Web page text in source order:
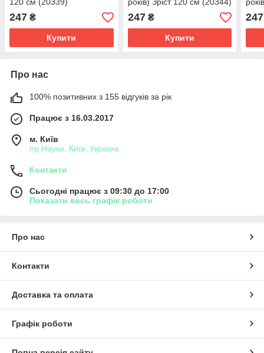
120 см (20339)
247 ₴
Купити
років) Зріст 120 см (20344)
247₴
Купити
247
Про нас
100% позитивних з 155 відгуків за рік
Працює з 16.03.2017
м. Київ
пр.Науки, Київ, Україна
Контакти
Сьогодні працює з 09:30 до 17:00
Показати весь графік роботи
Про нас
Контакти
Доставка та оплата
Графік роботи